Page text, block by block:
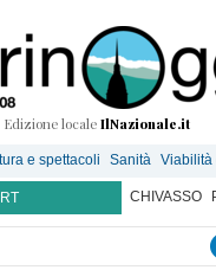
Edizione locale IlNazionale.it
e spettacoli Sanità Viabilità
CHIVASSO